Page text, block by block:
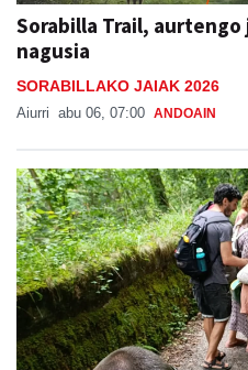
Sorabilla Trail,
nagusia
SORABILLAKO JAIAK 2026
Aiurri abu 06, 07:00 ANDOAIN